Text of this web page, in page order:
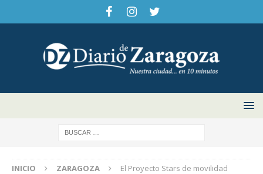
INICIO ZARAGOZA
El Proyecto Stars de movilidad